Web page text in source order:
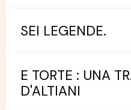
SEI LEGENDE.
E TORTE : UNA
D'ALTIANI